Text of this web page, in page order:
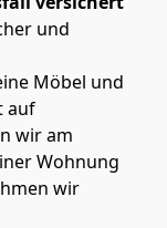
und
Möbel und
auf
wir am
Wohnung
wir